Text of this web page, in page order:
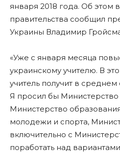
января 2018 года. Об этом
правительства сообщил
Украины Владимир
«Уже с января месяца
украинскому учителю. В
учитель получит в
Я просил бы Министерство
Министерство
молодежи и спорта,
включительно с
поработать над